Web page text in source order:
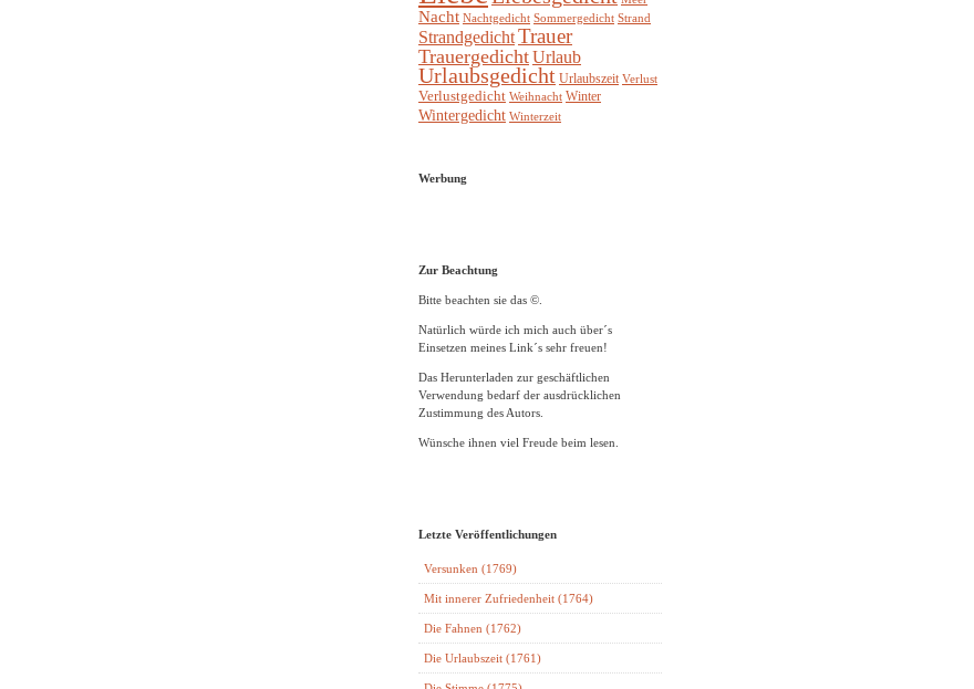
Nacht Nachtgedicht Sommergedicht Strand
StrandgedichtTrauer
TrauergedichtUrlaub
Urlaubsgedicht Urlaubszeit Verlust
Verlustgedicht Weihnacht Winter
Wintergedicht Winterzeit
Werbung
Zur Beachtung
Bitte beachten sie das ©.
Natürlich würde ich mich auch über´s
Einsetzen meines Link´s sehr freuen!
Das Herunterladen zur geschäftlichen
Verwendung bedarf der ausdrücklichen
Zustimmung des Autors.
Wünsche ihnen viel Freude beim lesen.
Letzte Veröffentlichungen
Versunken (1769)
Mit innerer Zufriedenheit (1764)
Die Fahnen (1762)
Die Urlaubszeit (1761)